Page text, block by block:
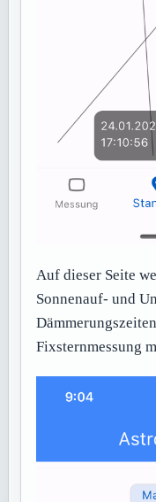
Auf dieser Seite
Sonnenauf- und
Fixsternmessung